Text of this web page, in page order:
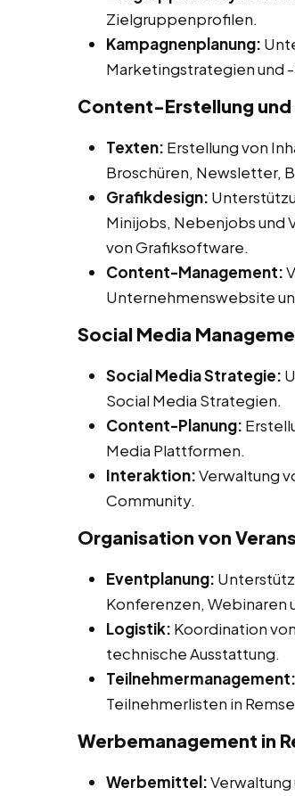
Zielgruppenprofilen.
Kampagnenplanung:
Marketingstrategien und
Content-Erstellung
Texten: Erstellung von
Broschüren, Newsletter,
Grafikdesign:
Minijobs, Nebenjobs und
von Grafiksoftware.
Content-Management:
Unternehmenswebsite
Social Media
Social Media Strategie:
Social Media Strategien.
Content-Planung:
Media Plattformen.
Interaktion:Verwaltung
Community.
Organisation von
Eventplanung:
Konferenzen, Webinaren
Logistik: Koordination
technische Ausstattung.
Teilnehmermanagement:
Teilnehmerlisten in
Werbemanagement in
Werbemittel: